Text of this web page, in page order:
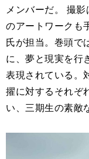
メンバーだ。 撮
のアートワークも
氏が担当。巻頭で
に、夢と現実を行
表現されている。
擢に対するそれぞ
い、三期生の素敵